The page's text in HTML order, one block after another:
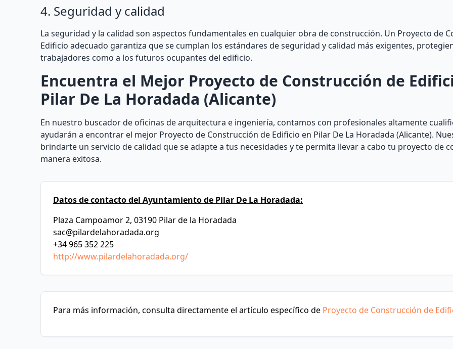
4. Seguridad y calidad
La seguridad y la calidad son aspectos fundamentales en cualquier obra de construcción. Un Proyecto de
Edificio adecuado garantiza que se cumplan los estándares de seguridad y calidad más exigentes,
trabajadores como a los futuros ocupantes del edificio.
Encuentra el Mejor Proyecto de Construcción de
Pilar De La Horadada (Alicante)
En nuestro buscador de oficinas de arquitectura e ingeniería, contamos con profesionales altamente
ayudarán a encontrar el mejor Proyecto de Construcción de Edificio en Pilar De La Horadada (Alicante).
brindarte un servicio de calidad que se adapte a tus necesidades y te permita llevar a cabo tu proyecto de
manera exitosa.
Datos de contacto del Ayuntamiento de Pilar De La Horadada:
Plaza Campoamor 2, 03190 Pilar de la Horadada
sac@pilardelahoradada.org
+34 965 352 225
http://www.pilardelahoradada.org/
Para más información, consulta directamente el artículo específico de Proyecto de Construcción de